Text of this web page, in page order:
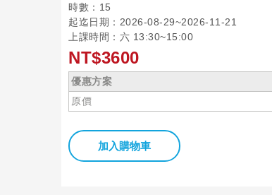
時數：15
起迄日期：2026-08-29~2026-11-21
上課時間：六 13:30~15:00
NT$3600
優惠方案
原價
加入購物車